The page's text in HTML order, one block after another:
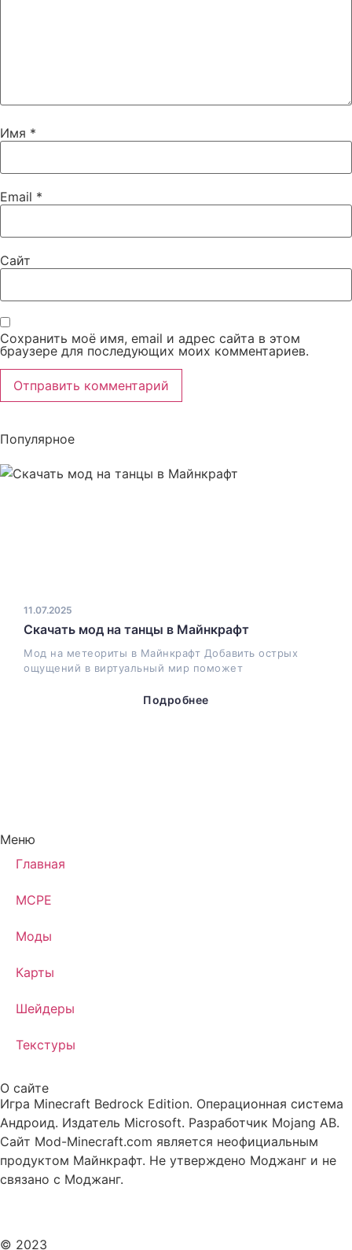
Имя *
Email *
Сайт
Сохранить моё имя, email и адрес сайта в этом
браузере для последующих моих комментариев.
Популярное
Скачать мод на танцы в Майнкрафт
Мод на метеориты в Майнкрафт Добавить острых
ощущений в виртуальный мир поможет
Подробнее
11.07.2025
Меню
Главная
MCPE
Моды
Карты
Шейдеры
Текстуры
О сайте
Игра Minecraft Bedrock Edition. Операционная система
Андроид. Издатель Microsoft. Разработчик Mojang AB.
Сайт Mod-Minecraft.com является неофициальным
продуктом Майнкрафт. Не утверждено Моджанг и не
связано с Моджанг.
© 2023